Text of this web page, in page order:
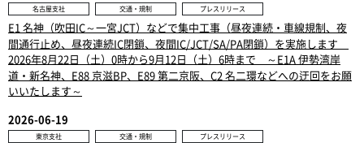
名古屋支社 交通・規制 プレスリリース
E1 名神（吹田IC～一宮JCT）などで集中工事（昼夜連続・車線規制、夜
間通行止め、昼夜連続IC閉鎖、夜間IC/JCT/SA/PA閉鎖）を実施します
2026年8月22日（土）0時から9月12日（土）6時まで ～E1A 伊勢湾岸
道・新名神、E88 京滋BP、E89 第二京阪、C2 名二環などへの迂回をお願
いいたします～
2026-06-19
東京支社 交通・規制 プレスリリース